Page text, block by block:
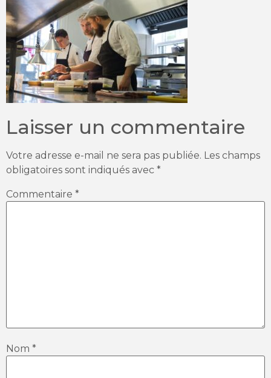
Laisser un commentaire
Votre adresse e-mail ne sera pas publiée. Les champs
obligatoires sont indiqués avec *
Commentaire *
Nom *